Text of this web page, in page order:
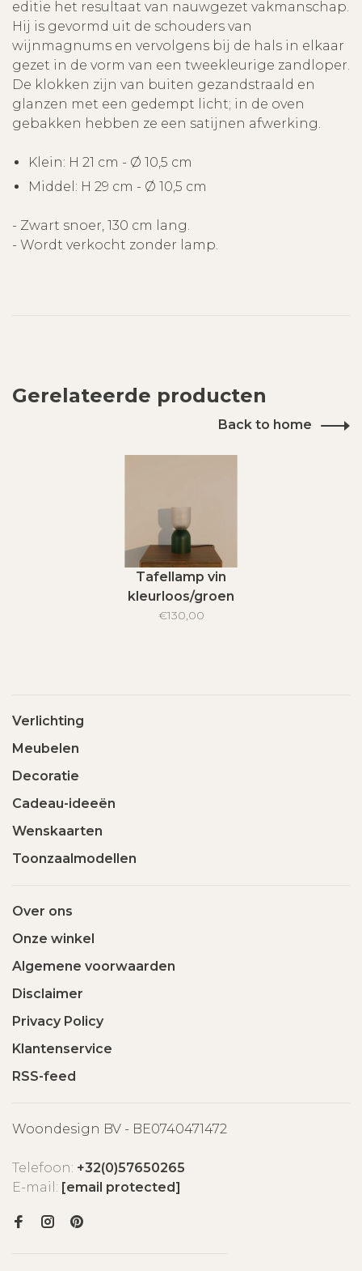
editie het resultaat van nauwgezet vakmanschap.
Hij is gevormd uit de schouders van
wijnmagnums en vervolgens bij de hals in elkaar
gezet in de vorm van een tweekleurige zandloper.
De klokken zijn van buiten gezandstraald en
glanzen met een gedempt licht; in de oven
gebakken hebben ze een satijnen afwerking.
Klein: H 21 cm - Ø 10,5 cm
Middel: H 29 cm - Ø 10,5 cm
- Zwart snoer, 130 cm lang.
- Wordt verkocht zonder lamp.
Gerelateerde producten
Back to home
Tafellamp vin
kleurloos/groen
€130,00
Verlichting
Meubelen
Decoratie
Cadeau-ideeën
Wenskaarten
Toonzaalmodellen
Over ons
Onze winkel
Algemene voorwaarden
Disclaimer
Privacy Policy
Klantenservice
RSS-feed
Woondesign BV - BE0740471472
Telefoon: +32(0)57650265
E-mail: [email protected]